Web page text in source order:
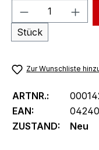
Produkt
Stück
Zur Wunschliste
ARTNR.:
EAN:
ZUSTAND:
Neu